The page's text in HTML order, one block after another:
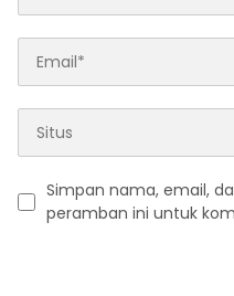
Simpan nama, email,
peramban ini untuk